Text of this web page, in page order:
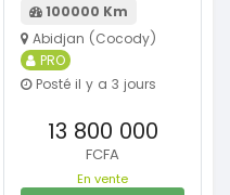
100000 Km
Abidjan (Cocody)
PRO
Posté il y a 3 jours
13 800 000
FCFA
En vente